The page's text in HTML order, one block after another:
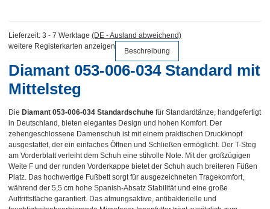
Lieferzeit: 3 - 7 Werktage (DE - Ausland abweichend)
weitere Registerkarten anzeigen
Beschreibung
Diamant 053-006-034 Standard mit
Mittelsteg
Die Diamant 053-006-034 Standardschuhe für Standardtänze, handgefertigt
in Deutschland, bieten elegantes Design und hohen Komfort. Der
zehengeschlossene Damenschuh ist mit einem praktischen Druckknopf
ausgestattet, der ein einfaches Öffnen und Schließen ermöglicht. Der T-Steg
am Vorderblatt verleiht dem Schuh eine stilvolle Note. Mit der großzügigen
Weite F und der runden Vorderkappe bietet der Schuh auch breiteren Füßen
Platz. Das hochwertige Fußbett sorgt für ausgezeichneten Tragekomfort,
während der 5,5 cm hohe Spanish-Absatz Stabilität und eine große
Auftrittsfläche garantiert. Das atmungsaktive, antibakterielle und